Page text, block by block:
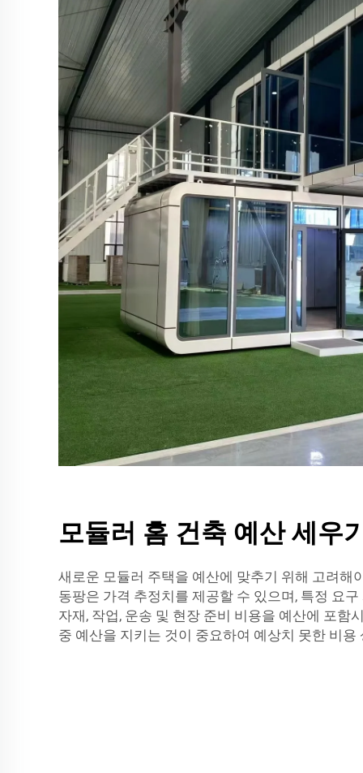
모듈러 홈 건축 예산 세우
새로운 모듈러 주택을 예산에 맞추기 위해 고려해
동팡은 가격 추정치를 제공할 수 있으며, 특정 요
자재, 작업, 운송 및 현장 준비 비용을 예산에 포함
중 예산을 지키는 것이 중요하여 예상치 못한 비용